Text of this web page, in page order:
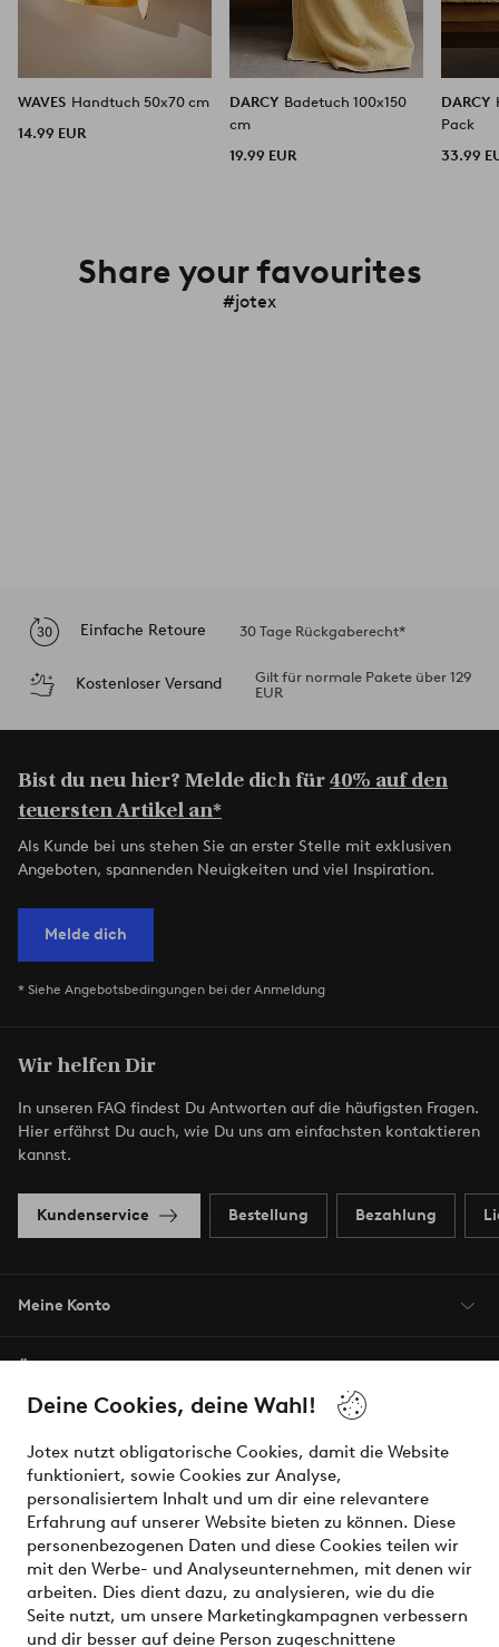
Deine Cookies, deine Wahl!
Jotex nutzt obligatorische Cookies, damit die Website
funktioniert, sowie Cookies zur Analyse,
personalisiertem Inhalt und um dir eine relevantere
Erfahrung auf unserer Website bieten zu können. Diese
personenbezogenen Daten und diese Cookies teilen wir
mit den Werbe- und Analyseunternehmen, mit denen wir
arbeiten. Dies dient dazu, zu analysieren, wie du die
Seite nutzt, um unsere Marketingkampagnen verbessern
und dir besser auf deine Person zugeschnittene
WAVES Handtuch 50x70 cm
14.99 EUR
DARCY Badetuch 100x150
cm
19.99 EUR
DARCY
Pack
33.99
Share your favourites
#jotex
Einfache Retoure 30 Tage Rückgaberecht*
Kostenloser Versand
Gilt für normale Pakete über 129
EUR
Bist du neu hier? Melde dich für40% auf den
teuersten Artikel an*
Als Kunde bei uns stehen Sie an erster Stelle mit exklusiven
Angeboten, spannenden Neuigkeiten und viel Inspiration.
Melde dich
* Siehe Angebotsbedingungen bei der Anmeldung
Wir helfen Dir
In unseren FAQ findest Du Antworten auf die häufigsten Fragen.
Hier erfährst Du auch, wie Du uns am einfachsten kontaktieren
kannst.
Kundenservice Bestellung Bezahlung
Meine Konto
Bedingungen
Sichere Zahlungen - Jetzt bezahlen oder aufteilen
Möchtest du mehr über unsere
Zahlungsmöglichkeitenerfahren?